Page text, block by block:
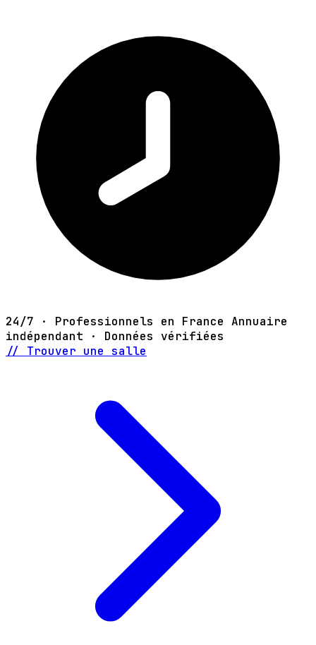
24/7 · Professionnels en France Annuaire
indépendant · Données vérifiées
// Trouver une salle